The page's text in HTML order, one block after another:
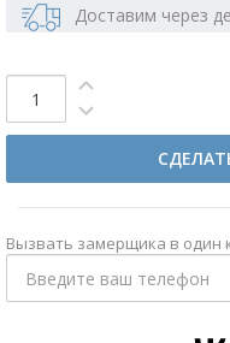
Доставим через
Вызвать замерщика в один